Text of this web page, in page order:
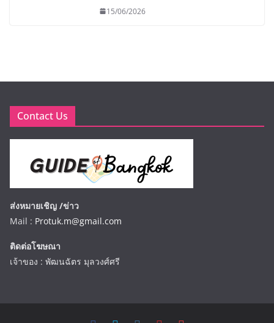
15/06/2026
Contact Us
ส่งหมายเชิญ /ข่าว
Mail : Protuk.m@gmail.com
ติดต่อโฆษณา
เจ้าของ : พัฒนฉัตร มุลวงศ์ศรี